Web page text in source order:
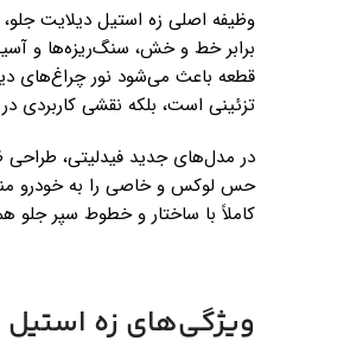
وظیفه اصلی زه استیل دیلایت
برابر خط و خش، سنگ‌ریزه‌ها و
قطعه باعث می‌شود نور چراغ‌های
تزئینی است، بلکه نقشی کاربردی
در مدل‌های جدید فیدلیتی، طراحی
حس لوکس و خاصی را به خودرو
کاملاً با ساختار و خطوط سپر
ویژگی‌های زه استیل